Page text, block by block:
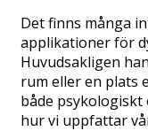
Det finns många
applikationer för
Huvudsakligen
rum eller en plats
både
hur vi uppfattar